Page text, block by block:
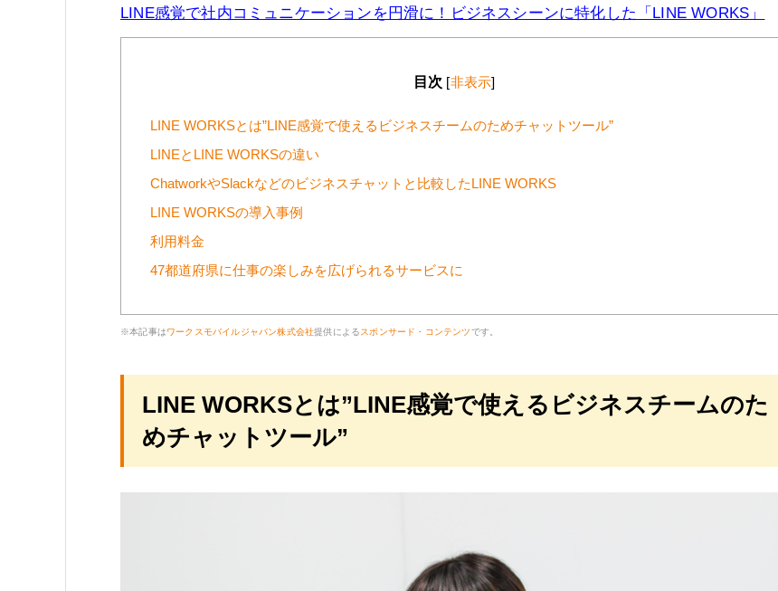
LINE感覚で社内コミュニケーションを円滑に！ビジネスシーンに特化した「LINE WORKS」
目次 [非表示]
LINE WORKSとは”LINE感覚で使えるビジネスチームのためチャットツール”
LINEとLINE WORKSの違い
ChatworkやSlackなどのビジネスチャットと比較したLINE WORKS
LINE WORKSの導入事例
利用料金
47都道府県に仕事の楽しみを広げられるサービスに
※本記事はワークスモバイルジャパン株式会社提供によるスポンサード・コンテンツです。
LINE WORKSとは”LINE感覚で使えるビジネスチームのた
めチャットツール”